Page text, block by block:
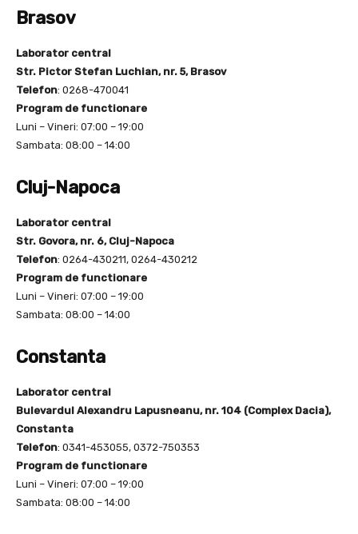
Brasov
Laborator central
Str. Pictor Stefan Luchian, nr. 5, Brasov
Telefon: 0268-470041
Program de functionare
Luni – Vineri: 07:00 – 19:00
Sambata: 08:00 – 14:00
Cluj-Napoca
Laborator central
Str. Govora, nr. 6, Cluj-Napoca
Telefon: 0264-430211, 0264-430212
Program de functionare
Luni – Vineri: 07:00 – 19:00
Sambata: 08:00 – 14:00
Constanta
Laborator central
Bulevardul Alexandru Lapusneanu, nr. 104 (Complex Dacia),
Constanta
Telefon: 0341-453055, 0372-750353
Program de functionare
Luni – Vineri: 07:00 – 19:00
Sambata: 08:00 – 14:00